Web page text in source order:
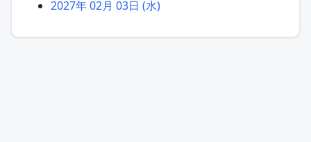
2027年 02月 03日 (水)